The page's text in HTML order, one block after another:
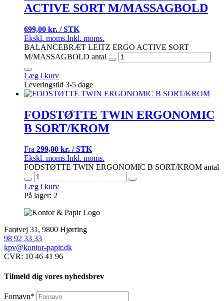
ACTIVE SORT M/MASSAGBOLD
699,00 kr. / STK
Ekskl. moms.Inkl. moms.
BALANCEBRÆT LEITZ ERGO ACTIVE SORT
M/MASSAGBOLD antal
Læg i kurv
Leveringstid 3-5 dage
FODSTØTTE TWIN ERGONOMIC
B SORT/KROM
Fra 299,00 kr. / STK
Ekskl. moms.Inkl. moms.
FODSTØTTE TWIN ERGONOMIC B SORT/KROM antal
Læg i kurv
På lager: 2
Farøvej 31, 9800 Hjørring
98 92 33 33
kpv@kontor-papir.dk
CVR: 10 46 41 96
Tilmeld dig vores nyhedsbrev
Fornavn*